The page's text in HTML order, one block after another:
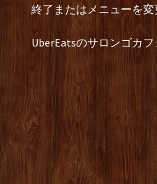
終了またはメニューを変
UberEatsのサロンゴカ